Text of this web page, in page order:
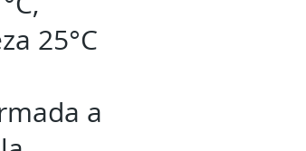
25°C
a